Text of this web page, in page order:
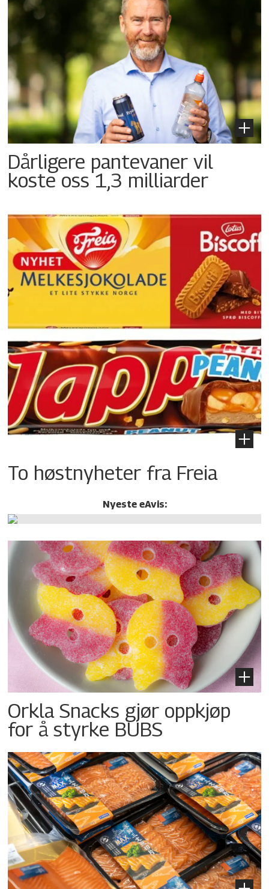
Dårligere pantevaner vil
koste oss 1,3 milliarder
To høstnyheter fra Freia
Nyeste eAvis:
Orkla Snacks gjør oppkjøp
for å styrke BUBS